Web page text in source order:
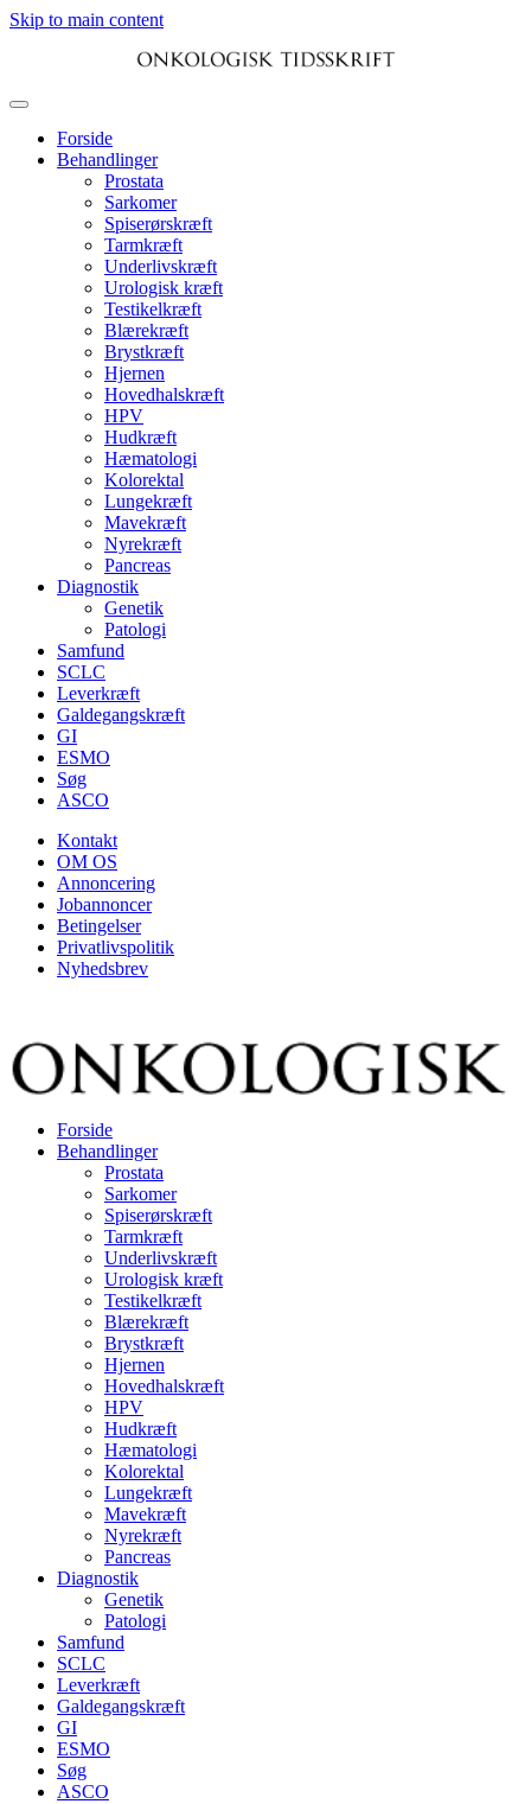
Skip to main content
Forside
Behandlinger
Prostata
Sarkomer
Spiserørskræft
Tarmkræft
Underlivskræft
Urologisk kræft
Testikelkræft
Blærekræft
Brystkræft
Hjernen
Hovedhalskræft
HPV
Hudkræft
Hæmatologi
Kolorektal
Lungekræft
Mavekræft
Nyrekræft
Pancreas
Diagnostik
Genetik
Patologi
Samfund
SCLC
Leverkræft
Galdegangskræft
GI
ESMO
Søg
ASCO
Kontakt
OM OS
Annoncering
Jobannoncer
Betingelser
Privatlivspolitik
Nyhedsbrev
Forside
Behandlinger
Prostata
Sarkomer
Spiserørskræft
Tarmkræft
Underlivskræft
Urologisk kræft
Testikelkræft
Blærekræft
Brystkræft
Hjernen
Hovedhalskræft
HPV
Hudkræft
Hæmatologi
Kolorektal
Lungekræft
Mavekræft
Nyrekræft
Pancreas
Diagnostik
Genetik
Patologi
Samfund
SCLC
Leverkræft
Galdegangskræft
GI
ESMO
Søg
ASCO